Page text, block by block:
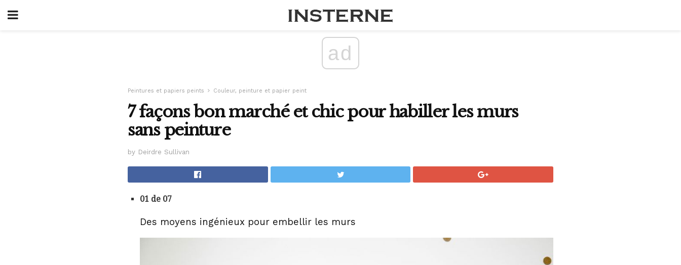
ad
Peintures et papiers peints Couleur, peinture et papier peint
7 façons bon marché et chic pour habiller les murs
sans peinture
by Deirdre Sullivan
01 de 07
Des moyens ingénieux pour embellir les murs